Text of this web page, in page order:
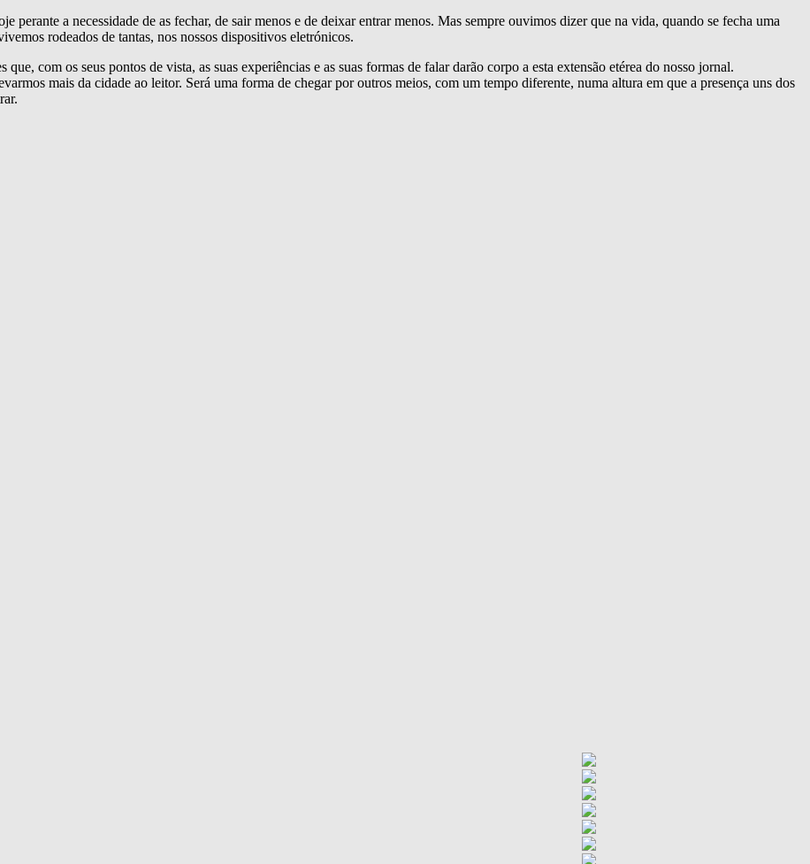
perante a necessidade de as fechar, de sair menos e de deixar entrar menos. Mas sempre ouvimos dizer que na vida, quando se fecha uma
rodeados de tantas, nos nossos dispositivos eletrónicos.
com os seus pontos de vista, as suas experiências e as suas formas de falar darão corpo a esta extensão etérea do nosso jornal.
mais da cidade ao leitor. Será uma forma de chegar por outros meios, com um tempo diferente, numa altura em que a presença uns dos